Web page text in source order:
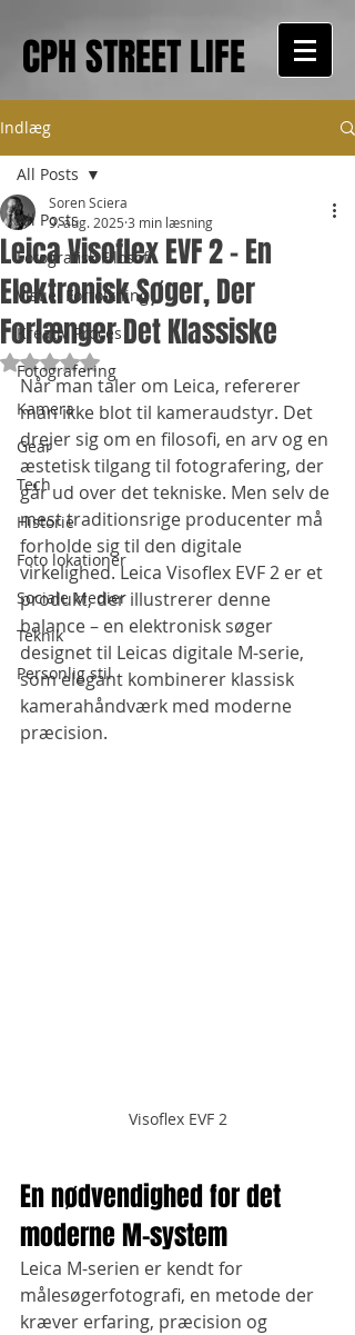
CPH STREET LIFE
Indlæg
All Posts
Fotografisk Filosofi
Visuel Fortolkning
Kreativ Proces
Fotografering
Kamera
Gear
Tech
Historie
Foto lokationer
Sociale Medier
Teknik
Personlig stil
All Posts
Leica Visoflex EVF 2 – En
Elektronisk Søger, Der
Forlænger Det Klassiske
Soren Sciera
9. aug. 2025 3 min læsning
Bedømt til NaN ud af 5 stjerner.
Når man taler om Leica, refererer
man ikke blot til kameraudstyr. Det
drejer sig om en filosofi, en arv og en
æstetisk tilgang til fotografering, der
går ud over det tekniske. Men selv de
mest traditionsrige producenter må
forholde sig til den digitale
virkelighed. Leica Visoflex EVF 2 er et
produkt, der illustrerer denne
balance – en elektronisk søger
designet til Leicas digitale M-serie,
som elegant kombinerer klassisk
kamerahåndværk med moderne
præcision.
Visoflex EVF 2
En nødvendighed for det
moderne M-system
Leica M-serien er kendt for
målesøgerfotografi, en metode der
kræver erfaring, præcision og